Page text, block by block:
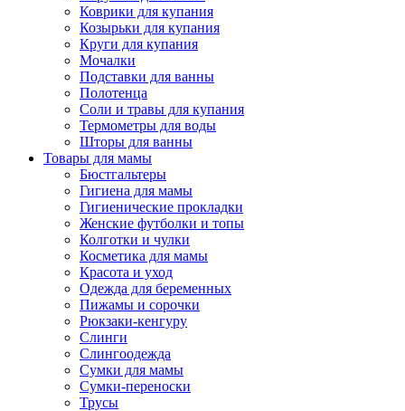
Коврики для купания
Козырьки для купания
Круги для купания
Мочалки
Подставки для ванны
Полотенца
Соли и травы для купания
Термометры для воды
Шторы для ванны
Товары для мамы
Бюстгальтеры
Гигиена для мамы
Гигиенические прокладки
Женские футболки и топы
Колготки и чулки
Косметика для мамы
Красота и уход
Одежда для беременных
Пижамы и сорочки
Рюкзаки-кенгуру
Слинги
Слингоодежда
Сумки для мамы
Сумки-переноски
Трусы